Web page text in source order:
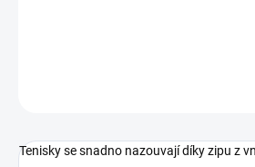
Tenisky se snadno nazouvají díky zipu z